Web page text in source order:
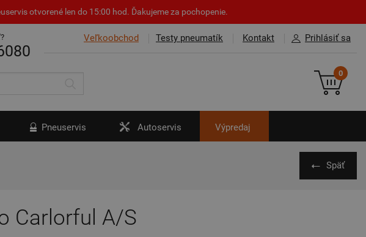
otvorené len do 15:00 hod. Ďakujeme za pochopenie.
Veľkoobchod Testy pneumatík Kontakt Prihlásiť sa
0
Pneuservis Autoservis Výpredaj
Späť
Carlorful A/S